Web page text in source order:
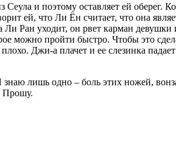
и поэтому оставляет ей оберег.
ей, что Ли Ён считает, что она
Ли Ран уходит, он рвет карман
можно пройти быстро. Чтобы это
Джи-а плачет и ее слезинка
лишь одно – боль этих ножей,
Прошу.